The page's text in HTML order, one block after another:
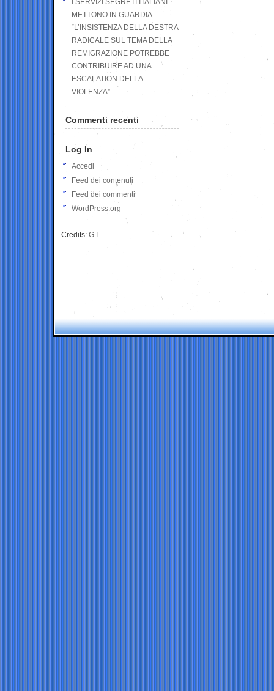
I SERVIZI SEGRETI ITALIANI
METTONO IN GUARDIA:
“L’INSISTENZA DELLA DESTRA
RADICALE SUL TEMA DELLA
REMIGRAZIONE POTREBBE
CONTRIBUIRE AD UNA
ESCALATION DELLA
VIOLENZA”
Commenti recenti
Log In
Accedi
Feed dei contenuti
Feed dei commenti
WordPress.org
Credits: G.I